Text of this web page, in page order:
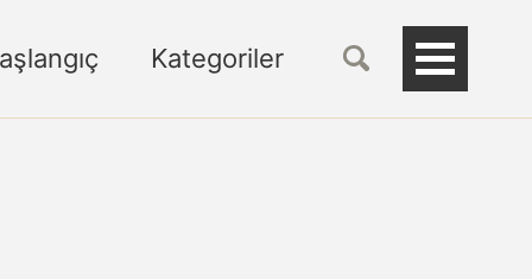
Kategoriler
Toggle
Menu